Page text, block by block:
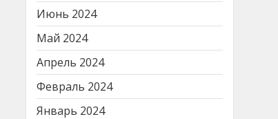
Июнь 2024
Май 2024
Апрель 2024
Февраль 2024
Январь 2024